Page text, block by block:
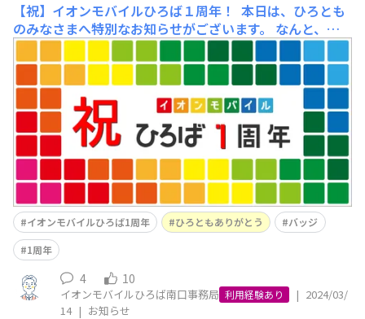
【祝】イオンモバイルひろば１周年！ 本日は、ひろとも
のみなさまへ特別なお知らせがございます。 なんと、
「イオンモバイルひろば」がオープンから1年を迎えるこ
とができました！ひとえに、日々ひろばに訪れてくださる
ひろとものみなさまのおかげです。心から感謝申し上げま
す。 オープン時は、ひろばスタッフ
イオンモバイルひろば1周年 ひろともありがとう
バッジ
1周年
4 10
イオンモバイルひろば南口事務局 利用経験あり | 2024/03/
14 | お知らせ